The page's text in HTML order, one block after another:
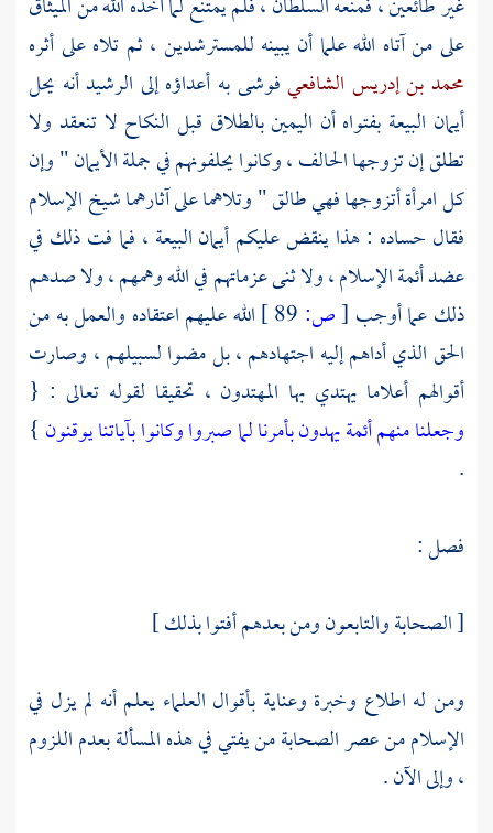
على من آتاه الله علما أن يبينه للمسترشدين ، ثم تلاه على أثره
محمد بن إدريس الشافعيفوشى به أعداؤه إلى الرشيدأنه يحل
أيمان البيعة بفتواه أن اليمين بالطلاق قبل النكاح لا تنعقد ولا
تطلق إن تزوجها الحالف ، وكانوا يحلفونهم في جملة الأيمان " وإن
كل امرأة أتزوجها فهي طالق " وتلاهما على آثارهماشيخ الإسلام
فقال حساده : هذا ينقض عليكم أيمان البيعة ، فما فت ذلك في
عضد أئمة الإسلام ، ولا ثنى عزماتهم في الله وهمهم ، ولا صدهم
ذلك عما أوجب [ص:
الله عليهم اعتقاده والعمل به من
الحق الذي أداهم إليه اجتهادهم ، بل مضوا لسبيلهم ، وصارت
أقوالهم أعلاما يهتدي بها المهتدون ، تحقيقا لقوله تعالى : {
وجعلنا منهم أئمة يهدون بأمرنا لما صبروا وكانوا بآياتنا يوقنون }
.
فصل :
[ الصحابة والتابعون ومن بعدهم أفتوا بذلك ]
ومن له اطلاع وخبرة وعناية بأقوال العلماء يعلم أنه لم يزل في
الإسلام من عصر الصحابة من يفتي في هذه المسألة بعدم اللزوم
، وإلى الآن .